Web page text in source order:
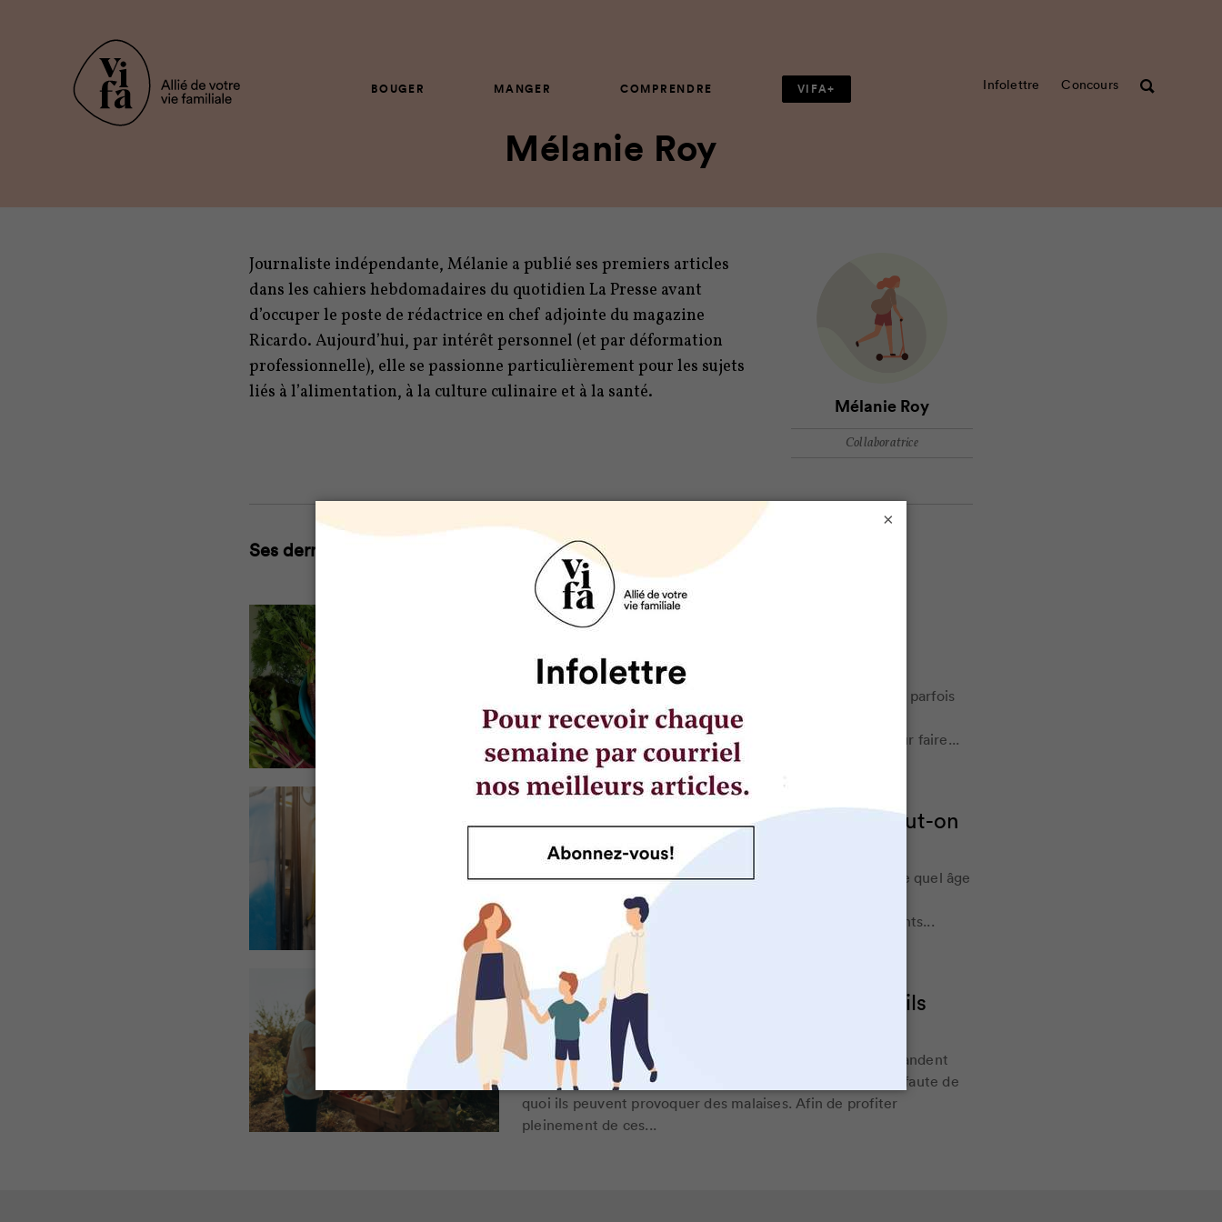
BOUGER MANGER COMPRENDRE VIFA+ Infolettre Concours Rechercher
Mélanie Roy
Mélanie Roy
Collaboratrice
Journaliste indépendante, Mélanie a publié ses premiers articles
dans les cahiers hebdomadaires du quotidien La Presse avant
d’occuper le poste de rédactrice en chef adjointe du magazine
Ricardo. Aujourd’hui, par intérêt personnel (et par déformation
professionnelle), elle se passionne particulièrement pour les sujets
liés à l’alimentation, à la culture culinaire et à la santé.
Ses derniers articles
ASTUCES CUISINE
légumes du jardin
Quand la saison des récoltes bat son plein, on se retrouve parfois
aux prises avec un beau problème : comment gérer cette
abondance de légumes frais? Voici quelques solutions pour faire...
RÔLE DU PARENT
Portrait d’ici et d’ailleurs: à quel âge peut-on
prendre l’autobus seul?
Au Québec, il n’existe aucune loi qui détermine à partir de quel âge
un enfant est suffisamment responsable pour prendre les
transports en commun seul. On demande plutôt aux parents...
ASTUCES CUISINE
7 aliments qui peuvent être toxiques (s'ils
sont mal apprêtés)
Sous leurs airs inoffensifs, certains fruits et légumes demandent
d’être cuisinés avec précaution avant d’être consommés, faute de
quoi ils peuvent provoquer des malaises. Afin de profiter
pleinement de ces...
×